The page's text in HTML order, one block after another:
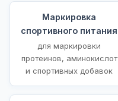
Маркировка
спортивного питания
для маркировки
протеинов, аминокислот
и спортивных добавок